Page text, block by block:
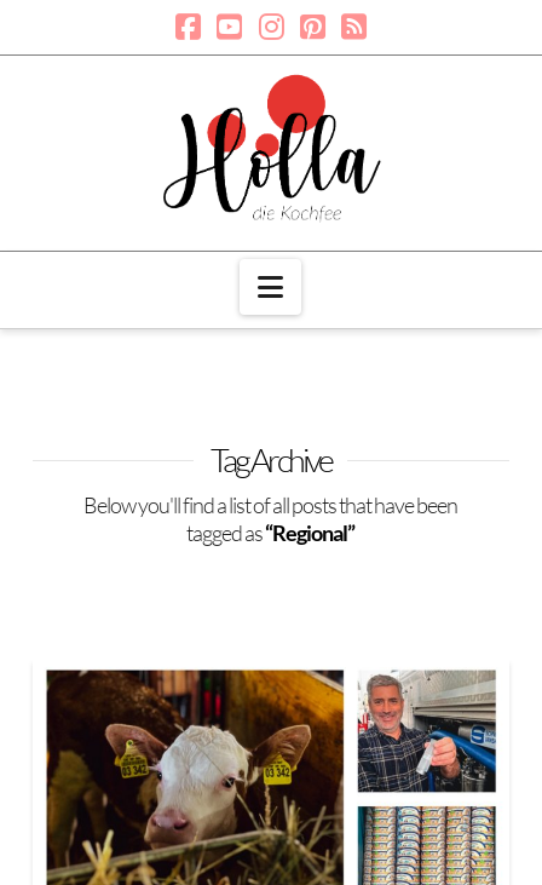
Navigation
Tag Archive
Below you'll find a list of all posts that have been
tagged as“Regional”